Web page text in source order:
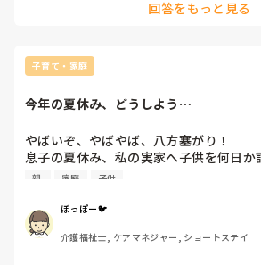
回答をもっと見る
子育て・家庭
今年の夏休み、どうしよう…
やばいぞ、やばやば、八方塞がり！
息子の夏休み、私の実家へ子供を何日か
わそうと思っていたのに、両親が相次い
夫に「あのさ〜…」と話しかけたとたん
らー！」だって！一番腹が立つのはコレ
親 家庭 子供
ぼっぽー🐦
介護福祉士, ケアマネジャー, ショートステイ